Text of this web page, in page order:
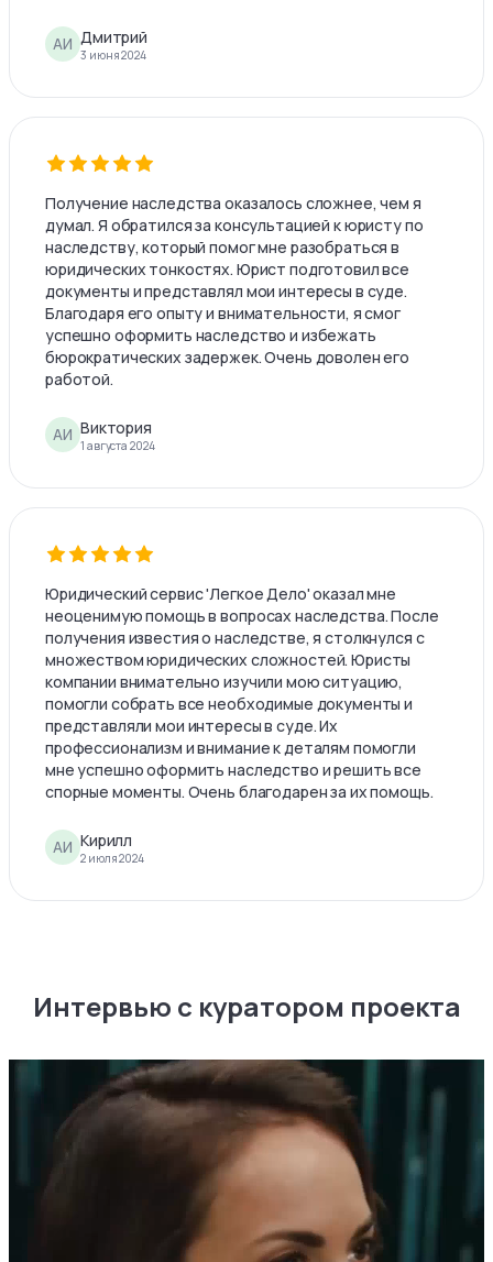
АИ Дмитрий
3 июня 2024
Получение наследства оказалось сложнее, чем я
думал. Я обратился за консультацией к юристу по
наследству, который помог мне разобраться в
юридических тонкостях. Юрист подготовил все
документы и представлял мои интересы в суде.
Благодаря его опыту и внимательности, я смог
успешно оформить наследство и избежать
бюрократических задержек. Очень доволен его
работой.
АИ Виктория
1 августа 2024
Юридический сервис 'Легкое Дело' оказал мне
неоценимую помощь в вопросах наследства. После
получения известия о наследстве, я столкнулся с
множеством юридических сложностей. Юристы
компании внимательно изучили мою ситуацию,
помогли собрать все необходимые документы и
представляли мои интересы в суде. Их
профессионализм и внимание к деталям помогли
мне успешно оформить наследство и решить все
спорные моменты. Очень благодарен за их помощь.
АИ Кирилл
2 июля 2024
Интервью с куратором проекта